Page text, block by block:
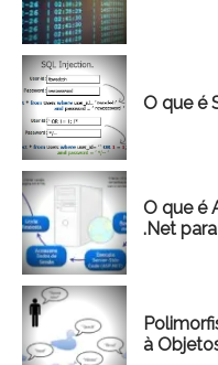
O que é
O que é
.Net
à